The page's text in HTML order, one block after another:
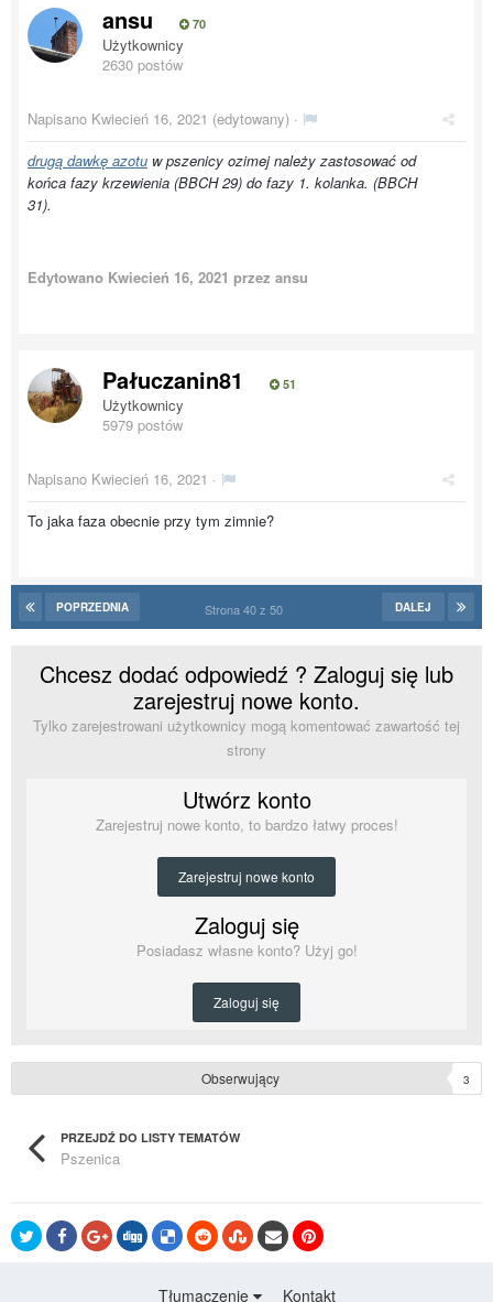
ansu 70
Użytkownicy
2630 postów
Napisano Kwiecień 16, 2021 (edytowany) ·
drugą dawkę azotu w pszenicy ozimej należy zastosować od
końca fazy krzewienia (BBCH 29) do fazy 1. kolanka. (BBCH
31).
Edytowano Kwiecień 16, 2021 przez ansu
Pałuczanin81 51
Użytkownicy
5979 postów
Napisano Kwiecień 16, 2021 ·
To jaka faza obecnie przy tym zimnie?
POPRZEDNIA DALEJ
Strona 40 z 50
Chcesz dodać odpowiedź ? Zaloguj się lub
zarejestruj nowe konto.
Tylko zarejestrowani użytkownicy mogą komentować zawartość tej
strony
Utwórz konto
Zarejestruj nowe konto, to bardzo łatwy proces!
Zarejestruj nowe konto
Zaloguj się
Posiadasz własne konto? Użyj go!
Zaloguj się
Obserwujący 3
PRZEJDŹ DO LISTY TEMATÓW
Pszenica
Tłumaczenie Kontakt